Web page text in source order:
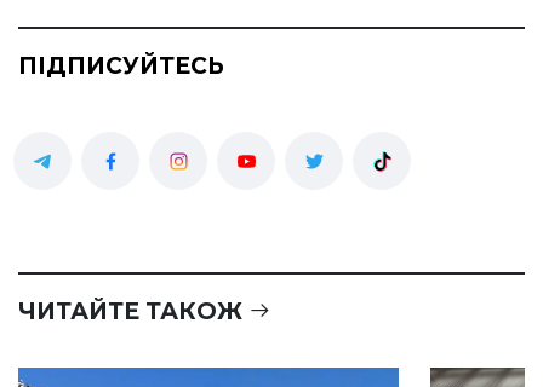
ПІДПИСУЙТЕСЬ
ЧИТАЙТЕ ТАКОЖ